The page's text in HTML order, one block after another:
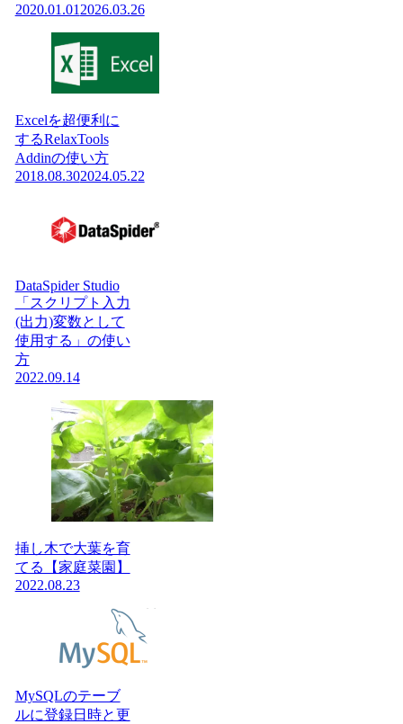
2020.01.01 2026.03.26
Excelを超便利に
するRelaxTools
Addinの使い方
2018.08.302024.05.22
DataSpider Studio
「スクリプト入力
(出力)変数として
使用する」の使い
方
2022.09.14
挿し木で大葉を育
てる【家庭菜園】
2022.08.23
MySQLのテーブ
ルに登録日時と更